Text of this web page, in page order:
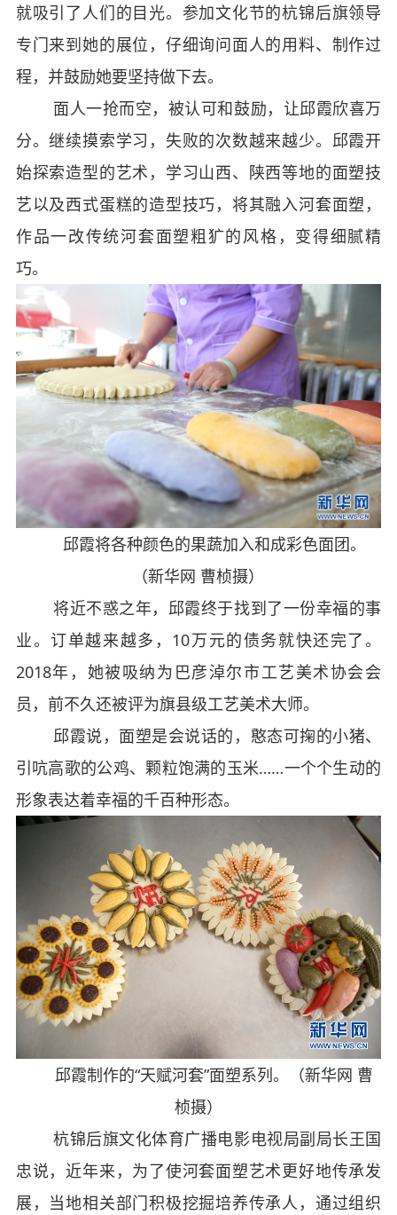
就吸引了人们的目光。参加文化节的杭锦后旗领导
专门来到她的展位，仔细询问面人的用料、制作过
程，并鼓励她要坚持做下去。
面人一抢而空，被认可和鼓励，让邱霞欣喜万
分。继续摸索学习，失败的次数越来越少。邱霞开
始探索造型的艺术，学习山西、陕西等地的面塑技
艺以及西式蛋糕的造型技巧，将其融入河套面塑，
作品一改传统河套面塑粗犷的风格，变得细腻精
巧。
邱霞将各种颜色的果蔬加入和成彩色面团。
（新华网 曹桢摄）
将近不惑之年，邱霞终于找到了一份幸福的事
业。订单越来越多，10万元的债务就快还完了。
2018年，她被吸纳为巴彦淖尔市工艺美术协会会
员，前不久还被评为旗县级工艺美术大师。
邱霞说，面塑是会说话的，憨态可掬的小猪、
引吭高歌的公鸡、颗粒饱满的玉米……一个个生动的
形象表达着幸福的千百种形态。
邱霞制作的“天赋河套”面塑系列。（新华网 曹
桢摄）
杭锦后旗文化体育广播电影电视局副局长王国
忠说，近年来，为了使河套面塑艺术更好地传承发
展，当地相关部门积极挖掘培养传承人，通过组织